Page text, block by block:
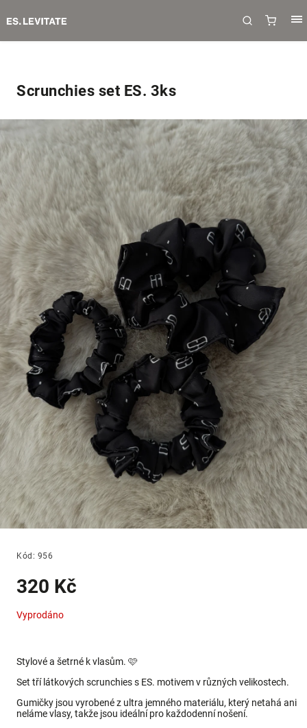
Scrunchies set ES. 3ks
Kód: 956
320 Kč
Vyprodáno
Stylové a šetrné k vlasům. 🩷
Set tří látkových scrunchies s ES. motivem v různých velikostech.
Gumičky jsou vyrobené z ultra jemného materiálu, který netahá ani
neláme vlasy, takže jsou ideální pro každodenní nošení.